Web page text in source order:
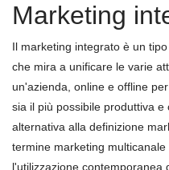
Marketing
Il marketing integrato è un
che mira a unificare le varie
un'azienda, online e offline
sia il più possibile produttiva
alternativa alla definizione
termine marketing
l'utilizzazione contemporanea